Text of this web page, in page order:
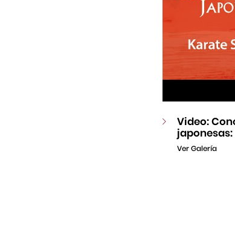
Video:
Ver Galería